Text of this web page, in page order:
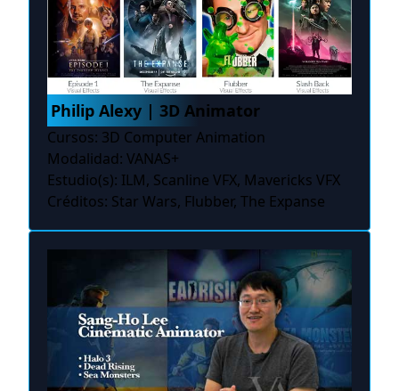
Philip Alexy | 3D Animator
Cursos: 3D Computer Animation
Modalidad: VANAS+
Estudio(s): ILM, Scanline VFX, Mavericks VFX
Créditos: Star Wars, Flubber, The Expanse